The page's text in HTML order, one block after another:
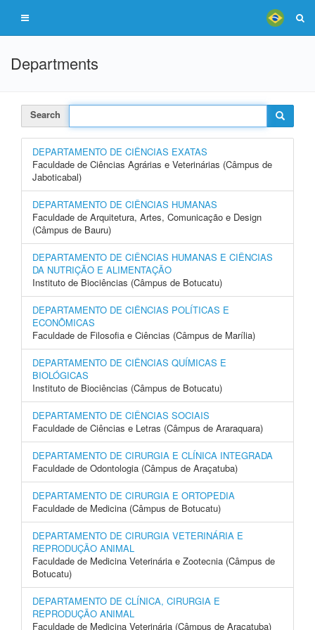
Departments
Search
DEPARTAMENTO DE CIÊNCIAS EXATAS
Faculdade de Ciências Agrárias e Veterinárias (Câmpus de
Jaboticabal)
DEPARTAMENTO DE CIÊNCIAS HUMANAS
Faculdade de Arquitetura, Artes, Comunicação e Design
(Câmpus de Bauru)
DEPARTAMENTO DE CIÊNCIAS HUMANAS E CIÊNCIAS
DA NUTRIÇÃO E ALIMENTAÇÃO
Instituto de Biociências (Câmpus de Botucatu)
DEPARTAMENTO DE CIÊNCIAS POLÍTICAS E
ECONÔMICAS
Faculdade de Filosofia e Ciências (Câmpus de Marília)
DEPARTAMENTO DE CIÊNCIAS QUÍMICAS E
BIOLÓGICAS
Instituto de Biociências (Câmpus de Botucatu)
DEPARTAMENTO DE CIÊNCIAS SOCIAIS
Faculdade de Ciências e Letras (Câmpus de Araraquara)
DEPARTAMENTO DE CIRURGIA E CLÍNICA INTEGRADA
Faculdade de Odontologia (Câmpus de Araçatuba)
DEPARTAMENTO DE CIRURGIA E ORTOPEDIA
Faculdade de Medicina (Câmpus de Botucatu)
DEPARTAMENTO DE CIRURGIA VETERINÁRIA E
REPRODUÇÃO ANIMAL
Faculdade de Medicina Veterinária e Zootecnia (Câmpus de
Botucatu)
DEPARTAMENTO DE CLÍNICA, CIRURGIA E
REPRODUÇÃO ANIMAL
Faculdade de Medicina Veterinária (Câmpus de Araçatuba)